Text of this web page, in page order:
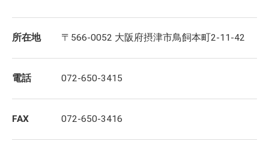
所在地 〒566-0052 大阪府摂津市鳥飼本町2-11-42
電話 072-650-3415
FAX 072-650-3416